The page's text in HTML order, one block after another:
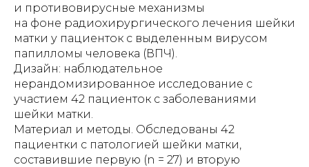
и противовирусные механизмы
на фоне радиохирургического лечения шейки
матки у пациенток с выделенным вирусом
папилломы человека (ВПЧ).
Дизайн: наблюдательное
нерандомизированное исследование с
участием 42 пациенток с заболеваниями
шейки матки.
Материал и методы. Обследованы 42
пациентки с патологией шейки матки,
составившие первую (n = 27) и вторую